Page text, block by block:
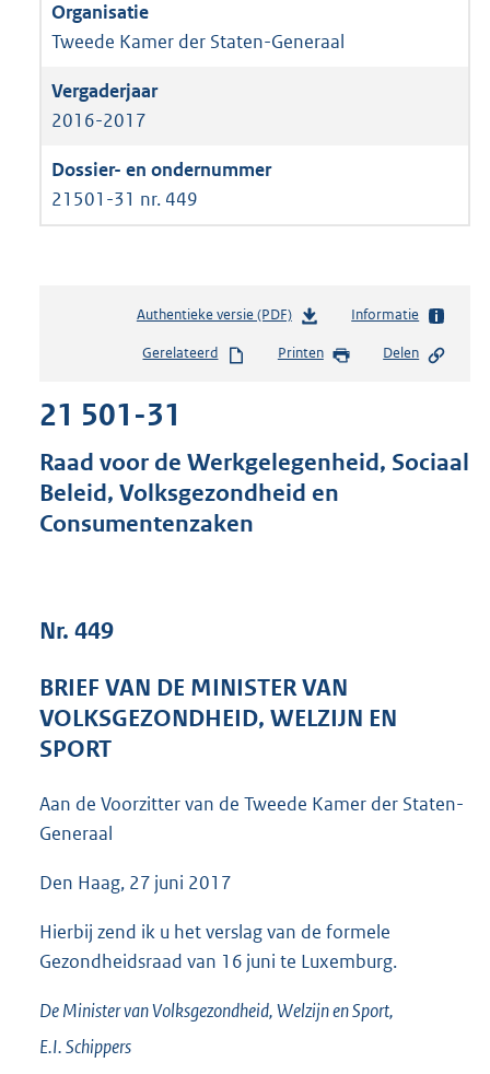
Tweede Kamer der Staten-Generaal
2016-2017
21501-31 nr. 449
Authentieke versie (PDF)b
s
s
g
4
K
Informatie
Gerelateerd Printen Delen
21 501-31
Raad voor de Werkgelegenheid, Sociaal
Beleid, Volksgezondheid en
Consumentenzaken
Nr. 449
BRIEF VAN DE MINISTER VAN
VOLKSGEZONDHEID, WELZIJN EN
SPORT
Aan de Voorzitter van de Tweede Kamer der Staten-
Generaal
Den Haag, 27 juni 2017
Hierbij zend ik u het verslag van de formele
Gezondheidsraad van 16 juni te Luxemburg.
De Minister van Volksgezondheid, Welzijn en Sport,
E.I.Schippers